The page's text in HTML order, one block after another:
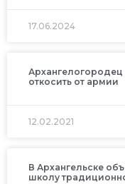
17.06.2024
откосить от армии
12.02.2021
В Архангельске
школу